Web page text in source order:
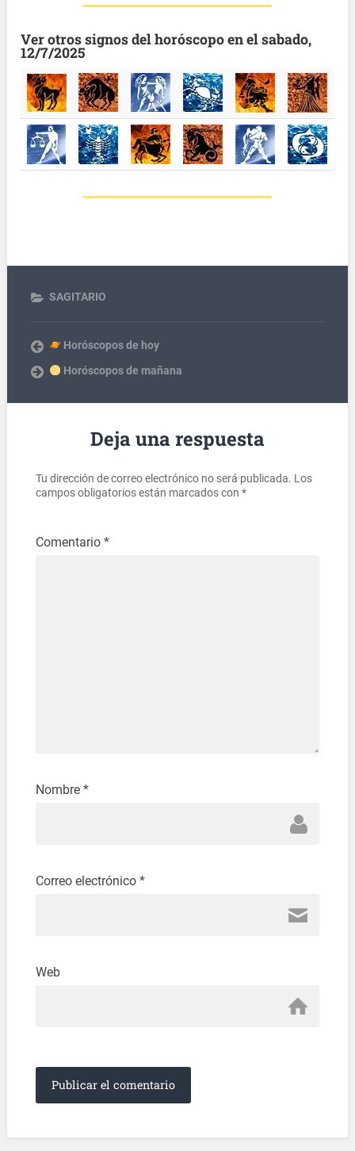
Ver otros signos del horóscopo en el sabado,
12/7/2025
SAGITARIO
Horóscopos de hoy
Horóscopos de mañana
Deja una respuesta
Tu dirección de correo electrónico no será publicada. Los
campos obligatorios están marcados con *
Comentario *
Nombre *
Correo electrónico *
Web